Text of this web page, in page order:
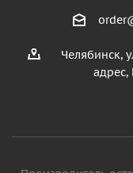
Челябинск,